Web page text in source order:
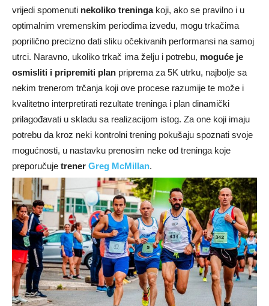
vrijedi spomenuti nekoliko treningakoji, ako se pravilno i u
optimalnim vremenskim periodima izvedu, mogu trkačima
poprilično precizno dati sliku očekivanih performansi na samoj
utrci. Naravno, ukoliko trkač ima želju i potrebu, moguće je
osmisliti i pripremiti plan priprema za 5K utrku, najbolje sa
nekim trenerom trčanja koji ove procese razumije te može i
kvalitetno interpretirati rezultate treninga i plan dinamički
prilagođavati u skladu sa realizacijom istog. Za one koji imaju
potrebu da kroz neki kontrolni trening pokušaju spoznati svoje
mogućnosti, u nastavku prenosim neke od treninga koje
preporučuje trener Greg McMillan.